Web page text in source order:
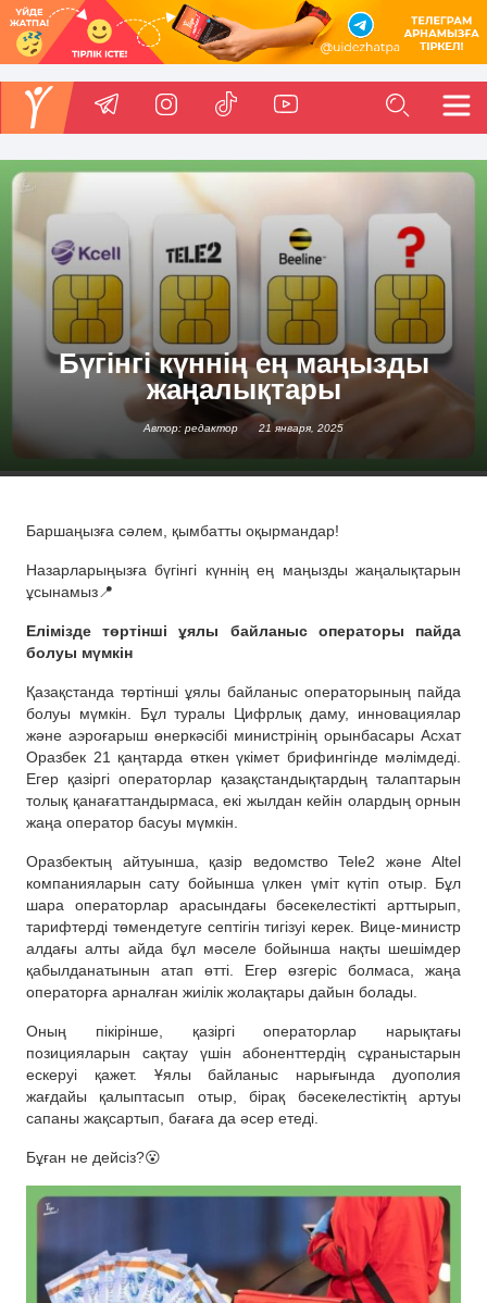
Бүгінгі күннің ең маңызды
жаңалықтары
Автор: редактор 21 января, 2025
Баршаңызға сәлем, қымбатты оқырмандар!
Назарларыңызға бүгінгі күннің ең маңызды жаңалықтарын
ұсынамыз📍
Елімізде төртінші ұялы байланыс операторы пайда
болуы мүмкін
Қазақстанда төртінші ұялы байланыс операторының пайда
болуы мүмкін. Бұл туралы Цифрлық даму, инновациялар
және аэроғарыш өнеркәсібі министрінің орынбасары Асхат
Оразбек 21 қаңтарда өткен үкімет брифингінде мәлімдеді.
Егер қазіргі операторлар қазақстандықтардың талаптарын
толық қанағаттандырмаса, екі жылдан кейін олардың орнын
жаңа оператор басуы мүмкін.
Оразбектың айтуынша, қазір ведомство Tele2 және Altel
компанияларын сату бойынша үлкен үміт күтіп отыр. Бұл
шара операторлар арасындағы бәсекелестікті арттырып,
тарифтерді төмендетуге септігін тигізуі керек. Вице-министр
алдағы алты айда бұл мәселе бойынша нақты шешімдер
қабылданатынын атап өтті. Егер өзгеріс болмаса, жаңа
операторға арналған жиілік жолақтары дайын болады.
Оның пікірінше, қазіргі операторлар нарықтағы
позицияларын сақтау үшін абоненттердің сұраныстарын
ескеруі қажет. Ұялы байланыс нарығында дуополия
жағдайы қалыптасып отыр, бірақ бәсекелестіктің артуы
сапаны жақсартып, бағаға да әсер етеді.
Бұған не дейсіз?😮